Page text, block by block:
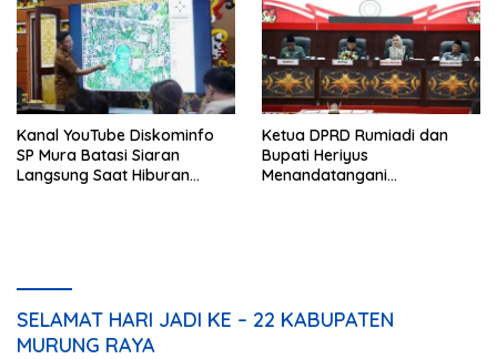
Kanal YouTube Diskominfo
SP Mura Batasi Siaran
Langsung Saat Hiburan
Ketua DPRD Rumiadi dan
Bupati Heriyus
Menandatangani
SELAMAT HARI JADI KE – 22 KABUPATEN
MURUNG RAYA